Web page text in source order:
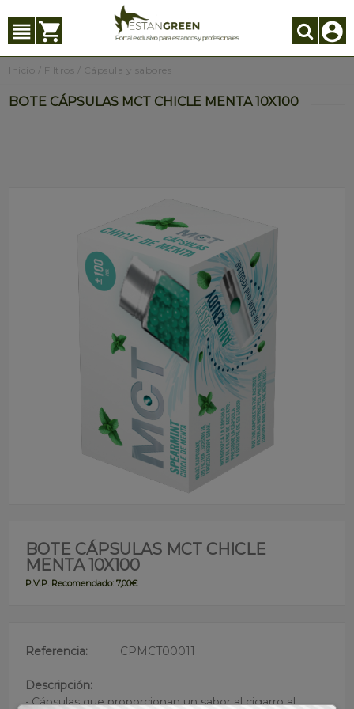
Inicio Filtros Cápsula y sabores
BOTE CÁPSULAS MCT CHICLE MENTA 10X100
BOTE CÁPSULAS MCT CHICLE
MENTA 10X100
P.V.P. Recomendado: 7,00€
Referencia: CPMCT00011
Descripción:
• Cápsulas que proporcionan un sabor al cigarro al